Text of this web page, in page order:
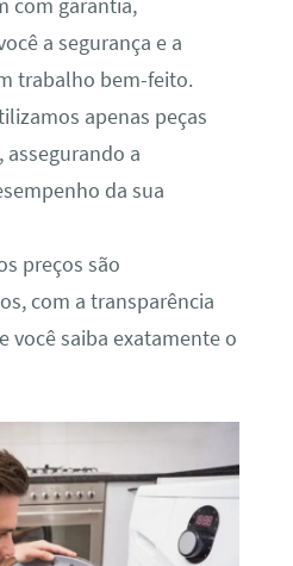
com garantia,
a segurança e a
trabalho bem-feito.
apenas peças
assegurando a
da sua
preços são
com a transparência
você saiba exatamente o